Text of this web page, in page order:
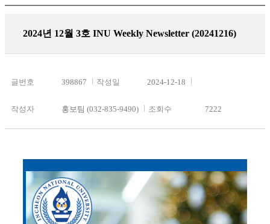
2024년 12월 3호 INU Weekly Newsletter (20241216)
글번호 398867 작성일 2024-12-18
작성자 홍보팀 (032-835-9490) 조회수 7222